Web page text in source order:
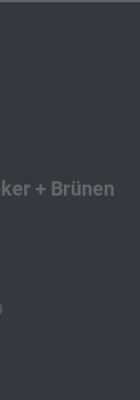
+ Brünen